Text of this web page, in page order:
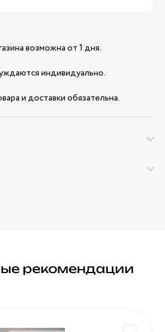
возможна от 1 дня.
индивидуально.
и доставки обязательна.
рекомендации